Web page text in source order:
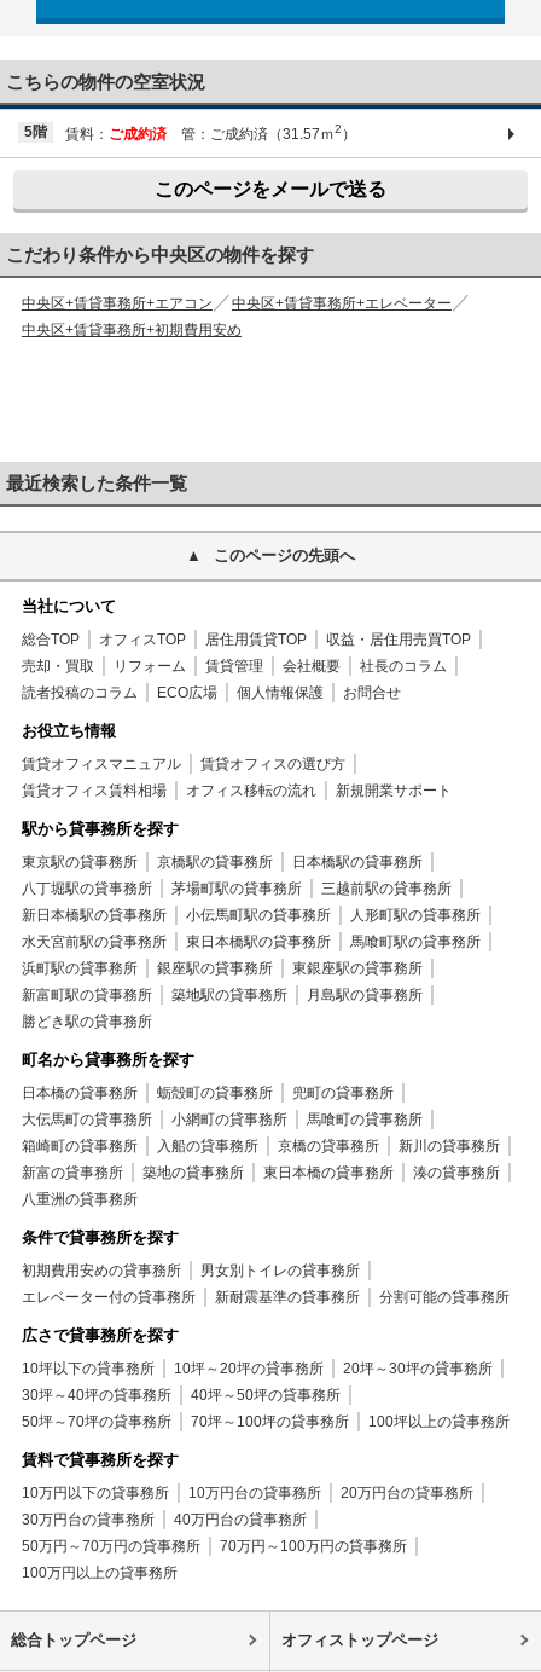
こちらの物件の空室状況
5階 賃料： ご成約済 管：ご成約済（31.57ｍ2 ）
このページをメールで送る
こだわり条件から中央区の物件を探す
中央区+賃貸事務所+エアコン
中央区+賃貸事務所+エレベーター
中央区+賃貸事務所+初期費用安め
最近検索した条件一覧
このページの先頭へ
当社について
総合TOP オフィスTOP 居住用賃貸TOP
収益・居住用売買TOP
売却・買取
リフォーム 賃貸管理 会社概要
社長のコラム
読者投稿のコラム
ECO広場 個人情報保護 お問合せ
お役立ち情報
賃貸オフィスマニュアル
賃貸オフィスの選び方
賃貸オフィス賃料相場
オフィス移転の流れ 新規開業サポート
駅から貸事務所を探す
東京駅の貸事務所 京橋駅の貸事務所
日本橋駅の貸事務所
八丁堀駅の貸事務所
茅場町駅の貸事務所
三越前駅の貸事務所
新日本橋駅の貸事務所
小伝馬町駅の貸事務所
人形町駅の貸事務所
水天宮前駅の貸事務所
東日本橋駅の貸事務所
馬喰町駅の貸事務所
浜町駅の貸事務所
銀座駅の貸事務所
東銀座駅の貸事務所
新富町駅の貸事務所
築地駅の貸事務所
月島駅の貸事務所
勝どき駅の貸事務所
町名から貸事務所を探す
日本橋の貸事務所 蛎殻町の貸事務所
兜町の貸事務所
大伝馬町の貸事務所
小網町の貸事務所
馬喰町の貸事務所
箱崎町の貸事務所
入船の貸事務所 京橋の貸事務所
新川の貸事務所
新富の貸事務所
築地の貸事務所 東日本橋の貸事務所
湊の貸事務所
八重洲の貸事務所
条件で貸事務所を探す
初期費用安めの貸事務所
男女別トイレの貸事務所
エレベーター付の貸事務所
新耐震基準の貸事務所 分割可能の貸事務所
広さで貸事務所を探す
10坪以下の貸事務所 10坪～20坪の貸事務所
20坪～30坪の貸事務所
30坪～40坪の貸事務所
40坪～50坪の貸事務所
50坪～70坪の貸事務所
70坪～100坪の貸事務所 100坪以上の貸事務所
賃料で貸事務所を探す
10万円以下の貸事務所 10万円台の貸事務所
20万円台の貸事務所
30万円台の貸事務所
40万円台の貸事務所
50万円～70万円の貸事務所
70万円～100万円の貸事務所
100万円以上の貸事務所
総合トップページ オフィストップページ